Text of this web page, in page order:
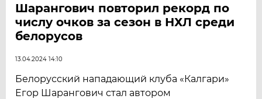
Шарангович повторил рекорд по
числу очков за сезон в НХЛ среди
белорусов
13.04.2024 14:10
Белорусский нападающий клуба «Калгари»
Егор Шарангович стал автором